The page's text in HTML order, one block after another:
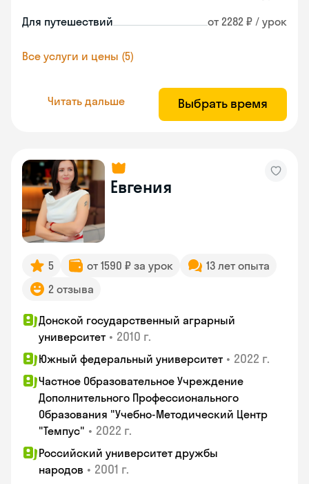
Для путешествий от 2282 ₽ / урок
Все услуги и цены (5)
Читать дальше Выбрать время
Евгения
5 от 1590 ₽ за урок
13 лет опыта
2 отзыва
Донской государственный аграрный
университет • 2010 г.
Южный федеральный университет • 2022 г.
Частное Образовательное Учреждение
Дополнительного Профессионального
Образования "Учебно-Методический Центр
"Темпус" • 2022 г.
Российский университет дружбы
народов • 2001 г.